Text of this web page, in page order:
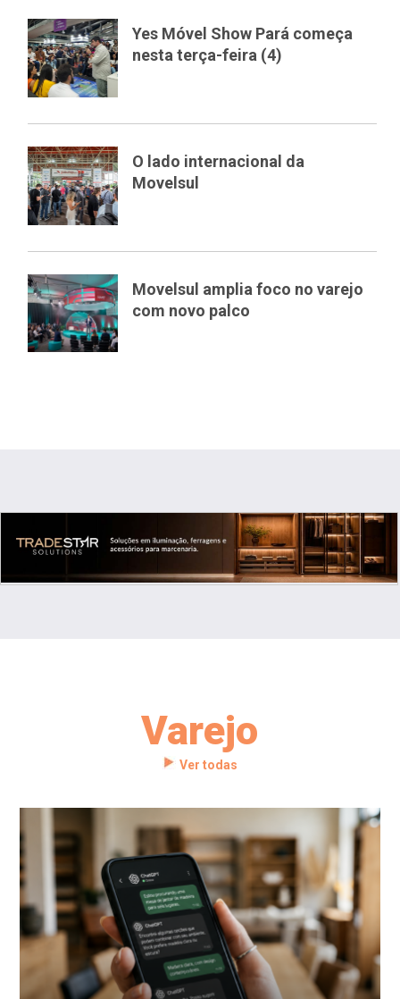
Yes Móvel Show Pará começa
nesta terça-feira (4)
O lado internacional da
Movelsul
Movelsul amplia foco no varejo
com novo palco
Varejo
Ver todas